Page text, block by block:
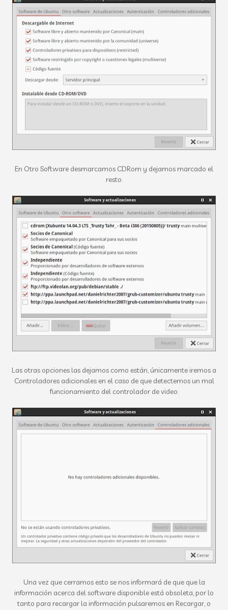
En Otro Software desmarcamos CDRom y dejamos marcado el
resto.
Las otras opciones las dejamos como están, únicamente iremos a
Controladores adicionales en el caso de que detectemos un mal
funcionamiento del controlador de video.
Una vez que cerramos esto se nos informará de que que la
información acerca del software disponible está obsoleta, por lo
tanto para recargar la información pulsaremos en Recargar, o